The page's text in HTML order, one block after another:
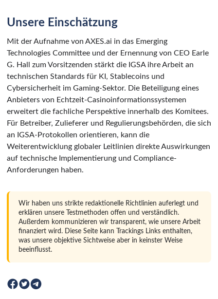
Unsere Einschätzung
Mit der Aufnahme von AXES.ai in das Emerging
Technologies Committee und der Ernennung von CEO Earle
G. Hall zum Vorsitzenden stärkt die IGSA ihre Arbeit an
technischen Standards für KI, Stablecoins und
Cybersicherheit im Gaming-Sektor. Die Beteiligung eines
Anbieters von Echtzeit-Casinoinformationssystemen
erweitert die fachliche Perspektive innerhalb des Komitees.
Für Betreiber, Zulieferer und Regulierungsbehörden, die sich
an IGSA-Protokollen orientieren, kann die
Weiterentwicklung globaler Leitlinien direkte Auswirkungen
auf technische Implementierung und Compliance-
Anforderungen haben.
Wir haben uns strikte redaktionelle Richtlinien auferlegt und
erklären unsere Testmethoden offen und verständlich.
Außerdem kommunizieren wir transparent, wie unsere Arbeit
finanziert wird. Diese Seite kann Trackings Links enthalten,
was unsere objektive Sichtweise aber in keinster Weise
beeinflusst.